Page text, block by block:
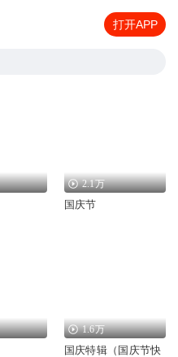
打开APP
2.1万
国庆节
1.6万
国庆特辑（国庆节快